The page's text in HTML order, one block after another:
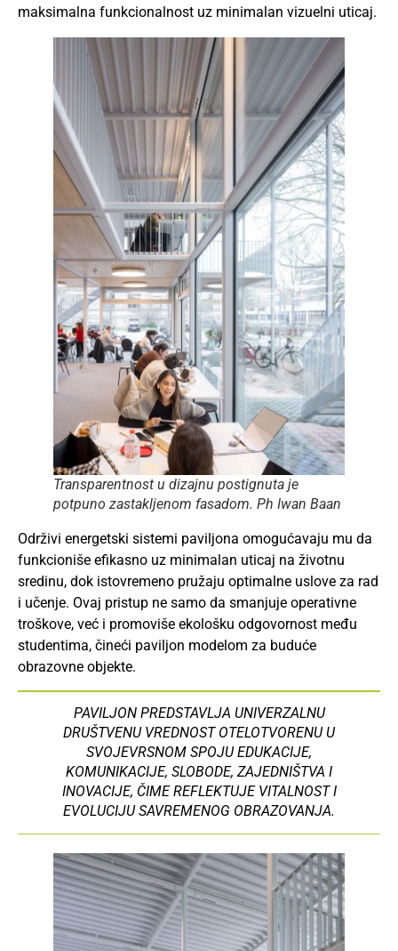
maksimalna funkcionalnost uz minimalan vizuelni uticaj.
Transparentnost u dizajnu postignuta je
potpuno zastakljenom fasadom. Ph Iwan Baan
Održivi energetski sistemi paviljona omogućavaju mu da
funkcioniše efikasno uz minimalan uticaj na životnu
sredinu, dok istovremeno pružaju optimalne uslove za rad
i učenje. Ovaj pristup ne samo da smanjuje operativne
troškove, već i promoviše ekološku odgovornost među
studentima, čineći paviljon modelom za buduće
obrazovne objekte.
PAVILJON PREDSTAVLJA UNIVERZALNU
DRUŠTVENU VREDNOST OTELOTVORENU U
SVOJEVRSNOM SPOJU EDUKACIJE,
KOMUNIKACIJE, SLOBODE, ZAJEDNIŠTVA I
INOVACIJE, ČIME REFLEKTUJE VITALNOST I
EVOLUCIJU SAVREMENOG OBRAZOVANJA.